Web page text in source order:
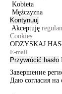
Kobieta
Mężczyzna
Kontynuuj
Akceptuję
Cookies.
ODZYSKAJ
Przywrócić hasło
Завершение
Даю согласия на